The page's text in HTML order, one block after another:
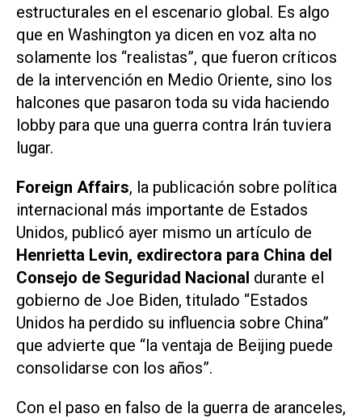
estructurales en el escenario global. Es algo
que en Washington ya dicen en voz alta no
solamente los “realistas”, que fueron críticos
de la intervención en Medio Oriente, sino los
halcones que pasaron toda su vida haciendo
lobby para que una guerra contra Irán tuviera
lugar.
Foreign Affairs, la publicación sobre política
internacional más importante de Estados
Unidos, publicó ayer mismo un artículo de
Henrietta Levin, exdirectora para China del
Consejo de Seguridad Nacional durante el
gobierno de Joe Biden, titulado “Estados
Unidos ha perdido su influencia sobre China”
que advierte que “la ventaja de Beijing puede
consolidarse con los años”.
Con el paso en falso de la guerra de aranceles,